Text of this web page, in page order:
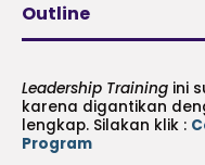
Outline
Leadership Training ini
karena digantikan
lengkap. Silakan klik :
Program